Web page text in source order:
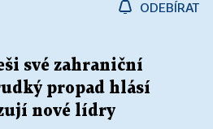
ODEBÍRAT
své zahraniční
propad hlásí
nové lídry